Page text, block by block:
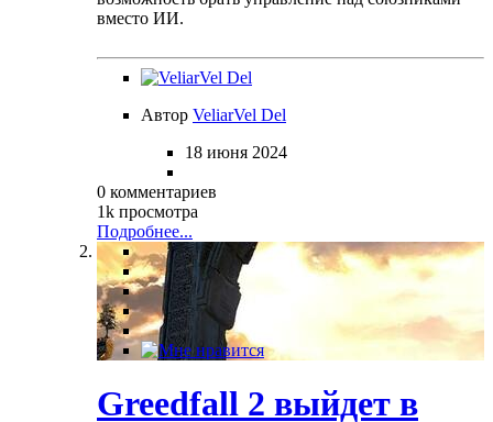
вместо ИИ.
Автор VeliarVel Del
18 июня 2024
0 комментариев
1k просмотра
Подробнее...
Greedfall 2 выйдет в